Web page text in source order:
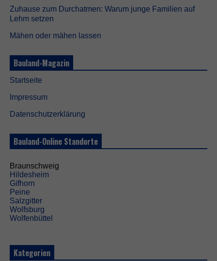
Zuhause zum Durchatmen: Warum junge Familien auf
Lehm setzen
Mähen oder mähen lassen
Bauland-Magazin
Startseite
Impressum
Datenschutzerklärung
Bauland-Online Standorte
Braunschweig
Hildesheim
Gifhorn
Peine
Salzgitter
Wolfsburg
Wolfenbüttel
Kategorien